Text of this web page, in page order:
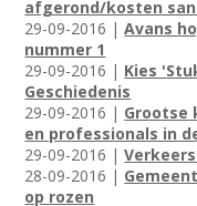
afgerond/kosten
29-09-2016 |Avans
nummer 1
29-09-2016 | Kies
Geschiedenis
29-09-2016 | Grootse
en professionals in
29-09-2016 |
28-09-2016 |
op rozen